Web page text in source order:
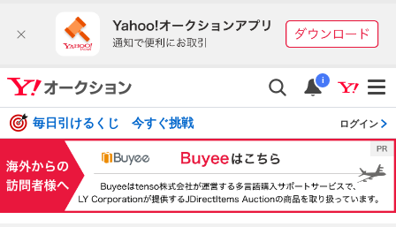
i
毎日引けるくじ 今すぐ挑戦 ログイン